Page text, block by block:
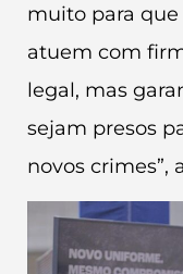
muito para que
atuem com
legal, mas
sejam presos
novos crimes”,